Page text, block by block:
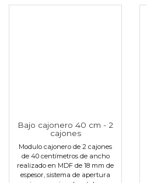
Bajo cajonero 40 cm - 2
cajones
Modulo cajonero de 2 cajones
de 40 centímetros de ancho
realizado en MDF de 18 mm de
espesor, sistema de apertura